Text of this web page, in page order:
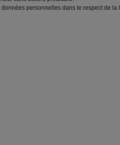
personnelles dans le respect de